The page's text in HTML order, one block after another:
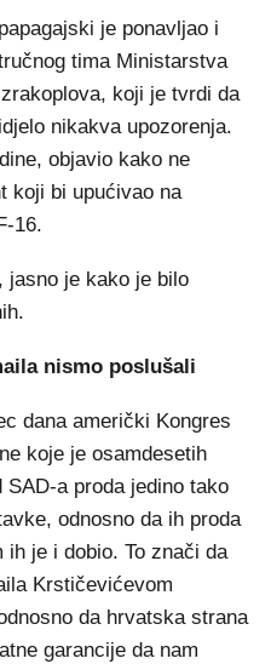
je ponavljao i
tima Ministarstva
koji je tvrdi da
nikakva upozorenja.
objavio kako ne
koji bi upućivao na
16.
jasno je kako je bilo
nismo poslušali
dana američki Kongres
koje je osamdesetih
a proda jedino tako
odnosno da ih proda
je i dobio. To znači da
Krstičevićevom
da hrvatska strana
garancije da nam